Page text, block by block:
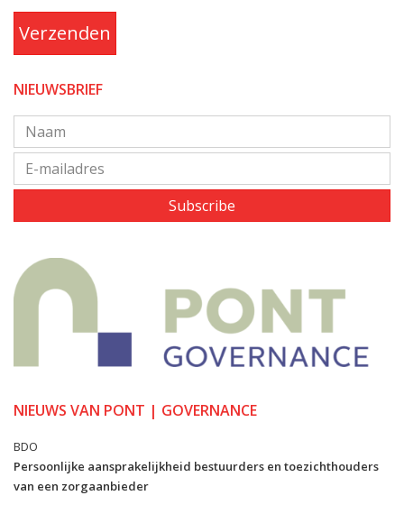
Verzenden
NIEUWSBRIEF
Subscribe
NIEUWS VAN PONT | GOVERNANCE
BDO
Persoonlijke aansprakelijkheid bestuurders en toezichthouders
van een zorgaanbieder